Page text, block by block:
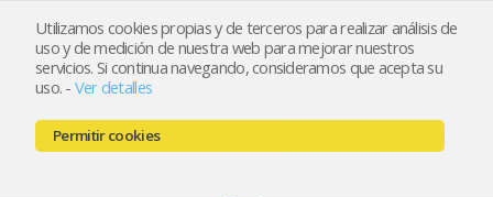
Utilizamos cookies propias y de terceros para realizar análisis de
uso y de medición de nuestra web para mejorar nuestros
servicios. Si continua navegando, consideramos que acepta su
uso. - Ver detalles
Permitir cookies
Registrarse Mi cuenta
666521122 // 654999333